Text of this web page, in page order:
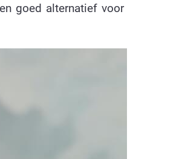
goed alternatief voor